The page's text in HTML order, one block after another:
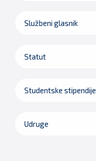
Službeni glasnik
Statut
Studentske stipendije
Udruge